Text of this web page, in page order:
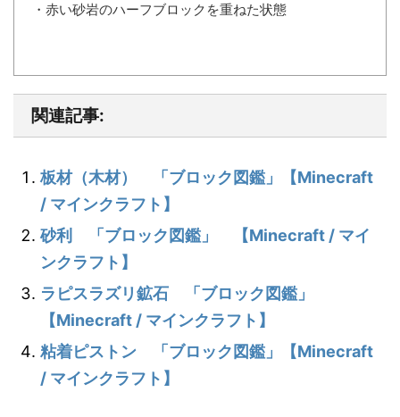
・赤い砂岩のハーフブロックを重ねた状態
関連記事:
板材（木材） 「ブロック図鑑」【Minecraft
/ マインクラフト】
砂利 「ブロック図鑑」 【Minecraft / マイ
ンクラフト】
ラピスラズリ鉱石 「ブロック図鑑」
【Minecraft / マインクラフト】
粘着ピストン 「ブロック図鑑」【Minecraft
/ マインクラフト】